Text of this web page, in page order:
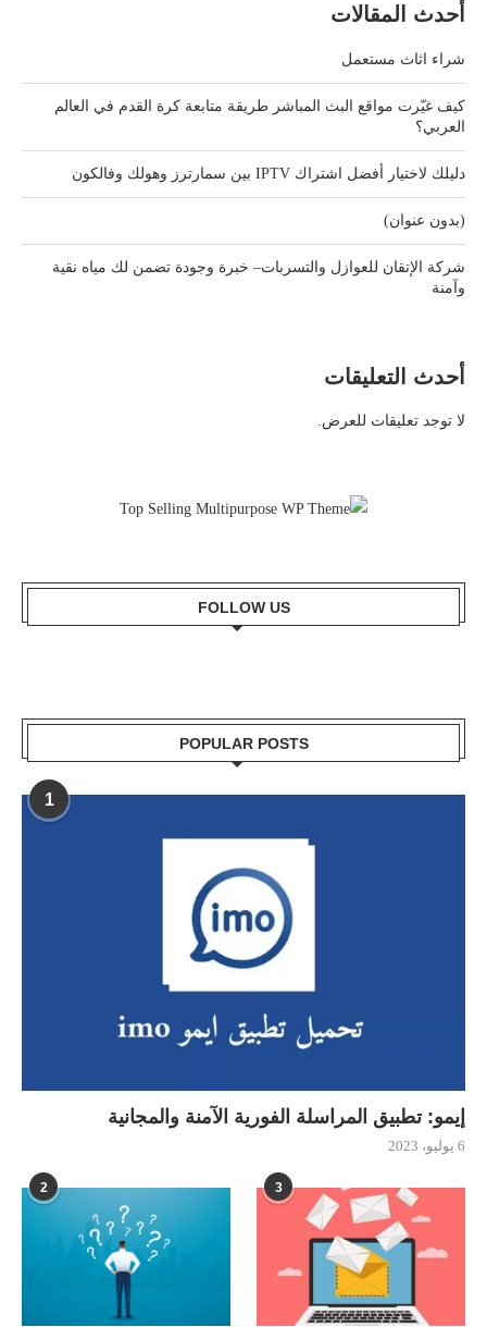
أحدث المقالات
شراء اثاث مستعمل
كيف غيّرت مواقع البث المباشر طريقة متابعة كرة القدم في العالم
العربي؟
دليلك لاختيار أفضل اشتراك IPTV بين سمارترز وهولك وفالكون
(بدون عنوان)
شركة الإتقان للعوازل والتسربات– خبرة وجودة تضمن لك مياه نقية
وآمنة
أحدث التعليقات
لا توجد تعليقات للعرض.
FOLLOW US
POPULAR POSTS
1
إيمو: تطبيق المراسلة الفورية الآمنة والمجانية
6 يوليو، 2023
2 3